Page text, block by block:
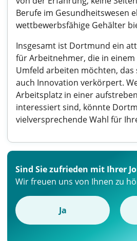
Berufe im Gesundheitswesen
wettbewerbsfähige Gehälter
Insgesamt ist Dortmund ein
für Arbeitnehmer, die in
Umfeld arbeiten möchten,
auch Innovation verkörpert.
Arbeitsplatz in einer
interessiert sind, könnte
vielversprechende Wahl für
Sind Sie zufrieden mit Ihrer
Wir freuen uns von Ihnen zu
Ja